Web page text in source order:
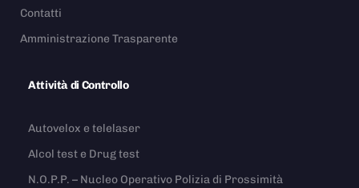
Contatti
Amministrazione Trasparente
Attività di Controllo
Autovelox e telelaser
Alcol test e Drug test
N.O.P.P. – Nucleo Operativo Polizia di Prossimità